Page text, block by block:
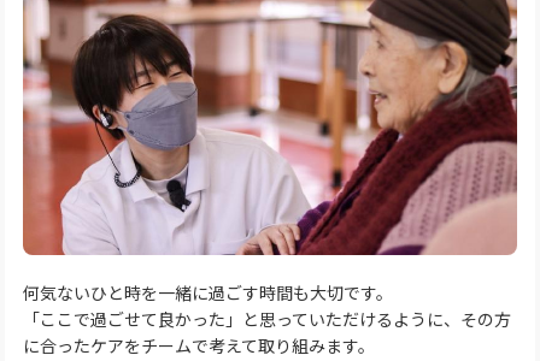
何気ないひと時を一緒に過ごす時間も大切です。
「ここで過ごせて良かった」と思っていただけるように、その方
に合ったケアをチームで考えて取り組みます。